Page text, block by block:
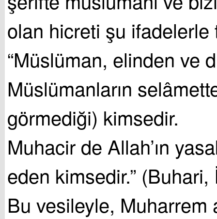
olan hicreti şu ifadelerle
“Müslüman, elinden ve
Müslümanların
görmediği) kimsedir.
Muhacir de Allah’ın
eden kimsedir.”
Bu vesileyle, Muharrem